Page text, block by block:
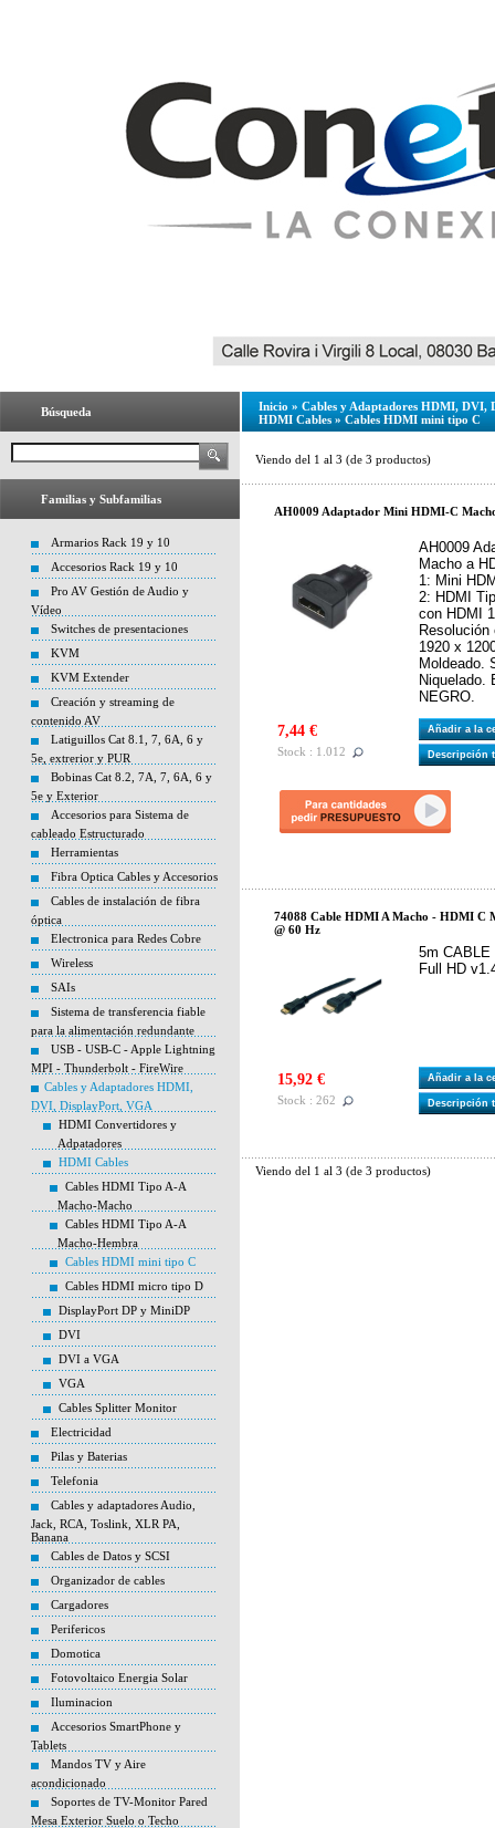
Búsqueda
Familias y Subfamilias
Armarios Rack 19 y 10
Accesorios Rack 19 y 10
Pro AV Gestión de Audio y
Vídeo
Switches de presentaciones
KVM
KVM Extender
Creación y streaming de
contenido AV
Latiguillos Cat 8.1, 7, 6A, 6 y
5e, extrerior y PUR
Bobinas Cat 8.2, 7A, 7, 6A, 6 y
5e y Exterior
Accesorios para Sistema de
cableado Estructurado
Herramientas
Fibra Optica Cables y Accesorios
Cables de instalación de fibra
óptica
Electronica para Redes Cobre
Wireless
SAIs
Sistema de transferencia fiable
para la alimentación redundante
USB - USB-C - Apple Lightning
MPI - Thunderbolt - FireWire
Cables y Adaptadores HDMI,
DVI, DisplayPort, VGA
HDMI Convertidores y
Adpatadores
HDMI Cables
Cables HDMI Tipo A-A
Macho-Macho
Cables HDMI Tipo A-A
Macho-Hembra
Cables HDMI mini tipo C
Cables HDMI micro tipo D
DisplayPort DP y MiniDP
DVI
DVI a VGA
VGA
Cables Splitter Monitor
Electricidad
Pilas y Baterias
Telefonia
Cables y adaptadores Audio,
Jack, RCA, Toslink, XLR PA,
Banana
Cables de Datos y SCSI
Organizador de cables
Cargadores
Perifericos
Domotica
Fotovoltaico Energia Solar
Iluminacion
Accesorios SmartPhone y
Tablets
Mandos TV y Aire
acondicionado
Soportes de TV-Monitor Pared
Mesa Exterior Suelo o Techo
Inicio » Cables y Adaptadores HDMI, DVI,
HDMI Cables » Cables HDMI mini tipo C
Viendo del 1 al 3 (de 3 productos)
AH0009 Adaptador Mini HDMI-C
AH0009
Macho a
1: Mini
2: HDMI
con HDMI
1920 x
Moldeado.
Niquelado.
NEGRO.
7,44 €
Stock : 1.012
Añadir a la
Descripción
74088 Cable HDMI A Macho - HDMI C
@ 60 Hz
5m CABLE
Full HD
15,92 €
Stock : 262
Añadir a la
Descripción
Viendo del 1 al 3 (de 3 productos)